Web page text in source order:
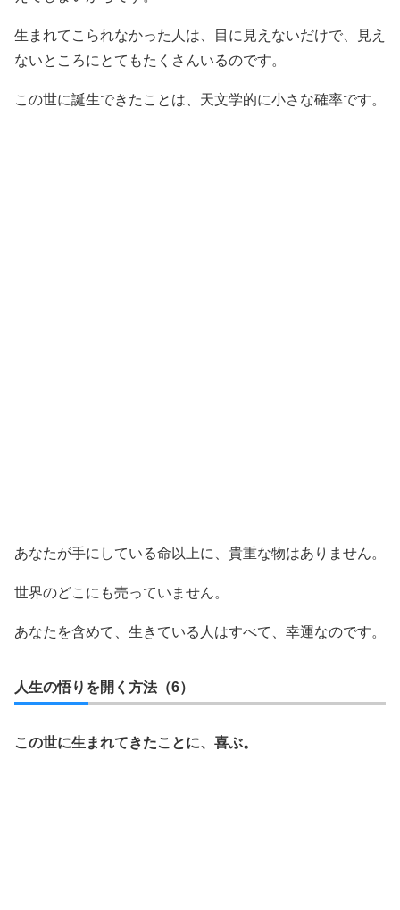
生まれてこられなかった人は、目に見えないだけで、見え
ないところにとてもたくさんいるのです。
この世に誕生できたことは、天文学的に小さな確率です。
あなたが手にしている命以上に、貴重な物はありません。
世界のどこにも売っていません。
あなたを含めて、生きている人はすべて、幸運なのです。
人生の悟りを開く方法（6）
この世に生まれてきたことに、喜ぶ。